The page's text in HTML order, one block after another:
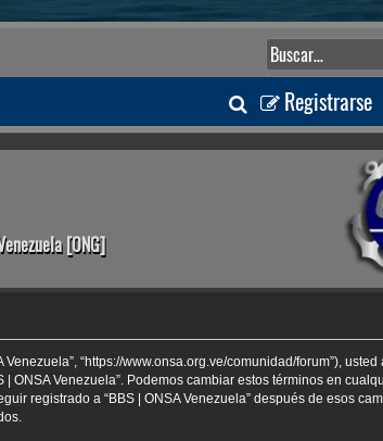
Registrarse
B
u
a
r
[ONG]
Venezuela”, “https://www.onsa.org.ve/comunidad/forum”),
ONSA Venezuela”. Podemos cambiar estos términos en
registrado a “BBS | ONSA Venezuela” después de esos